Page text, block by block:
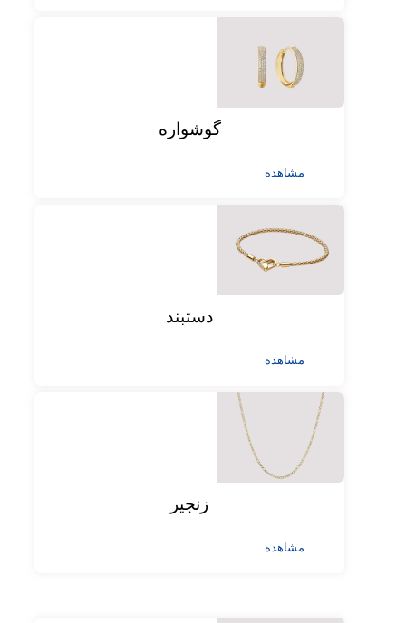
گوشواره
مشاهده
دستبند
مشاهده
زنجیر
مشاهده